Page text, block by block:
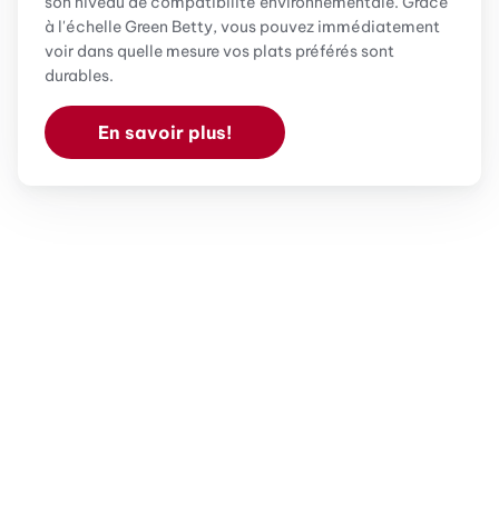
à l'échelle Green Betty, vous pouvez immédiatement
voir dans quelle mesure vos plats préférés sont
durables.
En savoir plus!